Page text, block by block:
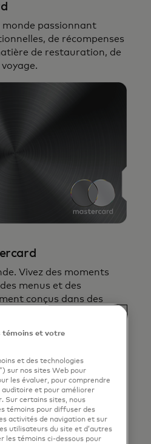
passionnant
de récompenses
de restauration, de
Vivez des moments
menus et des
conçus dans des
un accès prioritaire à la
expérience améliorée
témoins et votre
et des technologies
sur nos sites Web pour
les évaluer, pour comprendre
auditoire et pour améliorer
Sur certains sites, nous
témoins pour diffuser des
activités de navigation et sur
utilisateurs du site et d’autres
les témoins ci-dessous pour